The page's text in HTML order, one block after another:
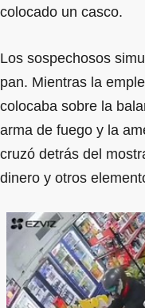
colocado un casco.
Los sospechosos
pan. Mientras la
colocaba sobre la
arma de fuego y la
cruzó detrás del
dinero y otros